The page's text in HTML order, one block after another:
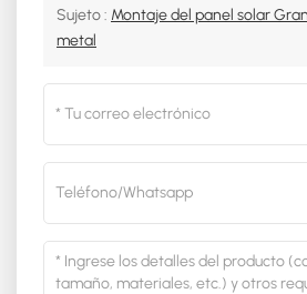
Sujeto : Montaje del panel solar
metal